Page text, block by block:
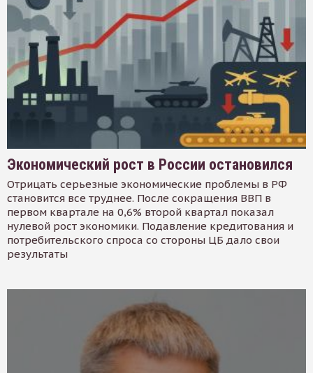
Экономический рост в России остановился
Отрицать серьезные экономические проблемы в РФ
становится все труднее. После сокращения ВВП в
первом квартале на 0,6% второй квартал показал
нулевой рост экономики. Подавление кредитования и
потребительского спроса со стороны ЦБ дало свои
результаты